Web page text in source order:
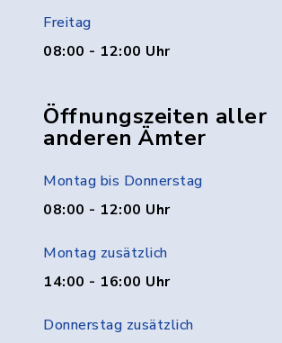
Freitag
08:00 - 12:00 Uhr
Öffnungszeiten aller
anderen Ämter
Montag bis Donnerstag
08:00 - 12:00 Uhr
Montag zusätzlich
14:00 - 16:00 Uhr
Donnerstag zusätzlich